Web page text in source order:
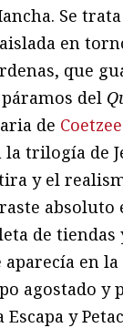
Se
en
que
del
de Coetzee
trilogía de
y el
absoluto
de tiendas
en
agostado y
y